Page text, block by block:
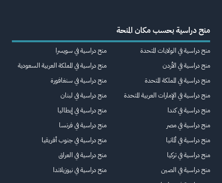
منح دراسية بحسب مكان المنحة
منح دراسية في الولايات المتحدة
منح دراسية في الأردن
منح دراسية في المملكة المتحدة
منح دراسية في الإمارات العربية المتحدة
منح دراسية في كندا
منح دراسية في مصر
منح دراسية في ألمانيا
منح دراسية في تركيا
منح دراسية في الصين
منح دراسية في سويسرا
منح دراسية في المملكة العربية السعودية
منح دراسية في سنغافورة
منح دراسية في لبنان
منح دراسية في إيطاليا
منح دراسية في فرنسا
منح دراسية في جنوب أفريقيا
منح دراسية في العراق
منح دراسية في نيوزيلاندا